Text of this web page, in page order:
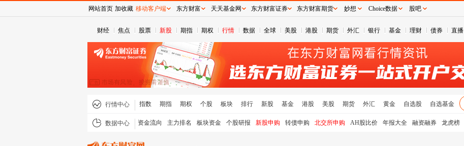
财经 焦点 股票 新股 期指 期权 行情 数据 全球 美股 港股 期货 外汇 银行 基金 理财 债券 直播
行情中心 指数 期指 期权 个股 板块 排行 新股 基金 港股 美股 期货 外汇 黄金 自选股 自选基金
数据中心 资金流向 主力排名 板块资金 个股研报 新股申购 转债申购 北交所申购 AH股比价 年报大全 融资融券 龙虎榜
网站首页 加收藏 移动客户端 东方财富 天天基金网 东方财富证券 东方财富期货 妙想 Choice数据 股吧